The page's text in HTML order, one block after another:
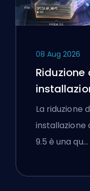
08 Aug 2026
Season
La riduzione
installazione
9.5 è una qu…